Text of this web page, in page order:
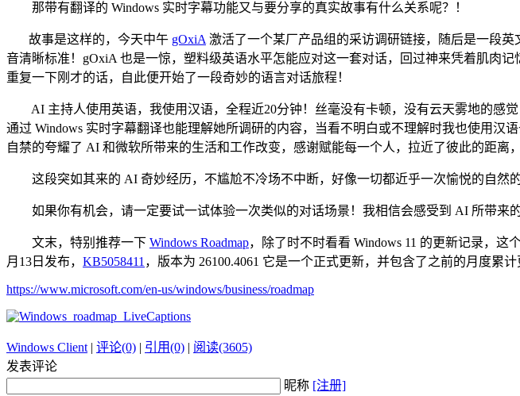
那带有翻译的 Windows 实时字幕功能又与要分享的真实故事有什么关系呢？！
故事是这样的，今天中午 gOxiA激活了一个某厂产品组的采访调研链接，随后是一段
音清晰标准！gOxiA 也是一惊，塑料级英语水平怎能应对这一套对话，回过神来凭着肌肉
重复一下刚才的话，自此便开始了一段奇妙的语言对话旅程！
AI 主持人使用英语，我使用汉语，全程近20分钟！丝毫没有卡顿，没有云天雾地的感
通过 Windows 实时字幕翻译也能理解她所调研的内容，当看不明白或不理解时我也使用
自禁的夸耀了 AI 和微软所带来的生活和工作改变，感谢赋能每一个人，拉近了彼此的距离
这段突如其来的 AI 奇妙经历，不尴尬不冷场不中断，好像一切都近乎一次愉悦的自然
如果你有机会，请一定要试一试体验一次类似的对话场景！我相信会感受到 AI 所带来的
文末，特别推荐一下 Windows Roadmap，除了时不时看看 Windows 11 的更新记录，这
月13日发布， KB5058411，版本为 26100.4061 它是一个正式更新，并包含了之前的月度累计
https://www.microsoft.com/en-us/windows/business/roadmap
Windows Client| 评论(0) | 引用(0) | 阅读(3605)
发表评论
昵称 [注册]